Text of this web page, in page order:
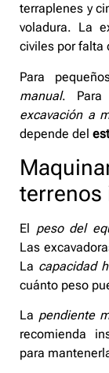
terraplenes y
voladura. La
civiles por falta
Para
manual. Para
excavación a
depende del
terrenos
El peso del
Las
La capacidad
cuánto peso
La pendiente
recomienda
para